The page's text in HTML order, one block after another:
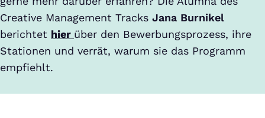
Creative Management Tracks Jana Burnikel
berichtet hier über den Bewerbungsprozess, ihre
Stationen und verrät, warum sie das Programm
empfiehlt.